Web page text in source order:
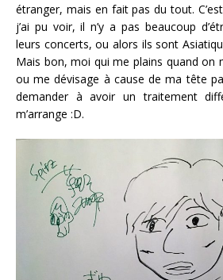
étranger, mais en fait pas du tout.
j’ai pu voir, il n’y a pas beaucoup
leurs concerts, ou alors ils sont
Mais bon, moi qui me plains quand on
ou me dévisage à cause de ma tête
demander à avoir un traitement
m’arrange :D.